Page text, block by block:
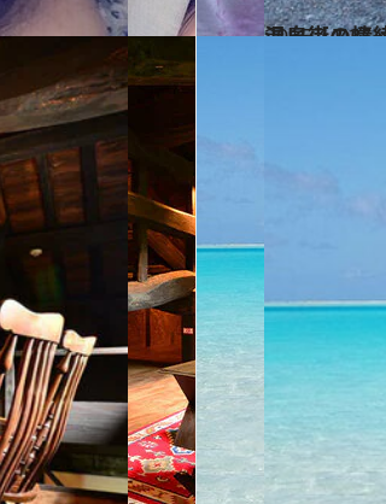
2015.11.25
温泉街の情
ライフスタ